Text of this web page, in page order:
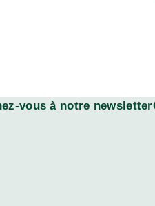
vous à notre